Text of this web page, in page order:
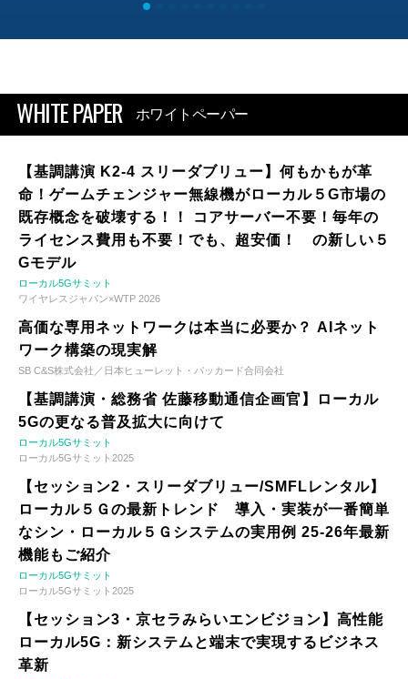
WHITE PAPER ホワイトペーパー
【基調講演 K2-4 スリーダブリュー】何もかもが革
命！ゲームチェンジャー無線機がローカル５G市場の
既存概念を破壊する！！ コアサーバー不要！毎年の
ライセンス費用も不要！でも、超安価！ の新しい５
Gモデル
ローカル5Gサミット
ワイヤレスジャパン×WTP 2026
高価な専用ネットワークは本当に必要か？ AIネット
ワーク構築の現実解
SB C&S株式会社／日本ヒューレット・パッカード合同会社
【基調講演・総務省 佐藤移動通信企画官】ローカル
5Gの更なる普及拡大に向けて
ローカル5Gサミット
ローカル5Gサミット2025
【セッション2・スリーダブリュー/SMFLレンタル】
ローカル５Ｇの最新トレンド 導入・実装が一番簡単
なシン・ローカル５Ｇシステムの実用例 25-26年最新
機能もご紹介
ローカル5Gサミット
ローカル5Gサミット2025
【セッション3・京セラみらいエンビジョン】高性能
ローカル5G：新システムと端末で実現するビジネス
革新